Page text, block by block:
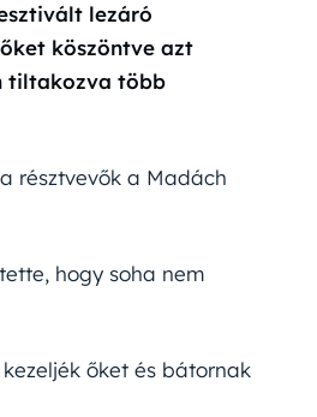
lezáró
köszöntve azt
tiltakozva több
résztvevők a Madách
hogy soha nem
őket és bátornak